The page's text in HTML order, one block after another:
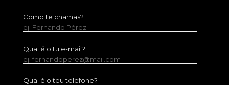
Como te chamas?
ej. Fernando Pérez
Qual é o tu e-mail?
ej. fernandoperez@mail.com
Qual é o teu telefone?